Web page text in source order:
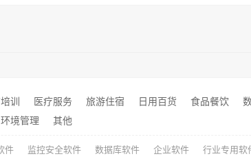
训 医疗服务 旅游住宿 日用百货 食品餐饮
环境管理 其他
件 监控安全软件 数据库软件 企业软件 行业专用软